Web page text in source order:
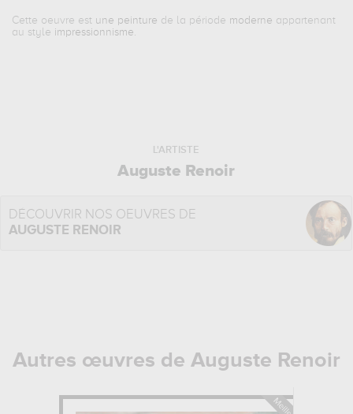
Cette oeuvre est une peinture de la période moderne appartenant
au style impressionnisme.
L'ARTISTE
Auguste Renoir
DÉCOUVRIR NOS OEUVRES DE
AUGUSTE RENOIR
Autres œuvres de Auguste Renoir